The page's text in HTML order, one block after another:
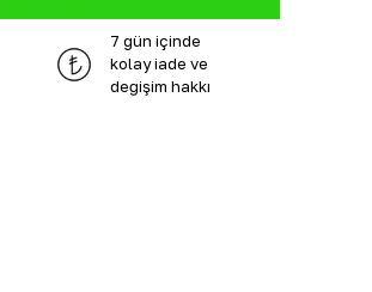
7 gün içinde
kolay iade ve
değişim hakkı